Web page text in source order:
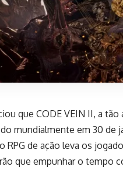
que CODE VEIN II, a
mundialmente em 30
RPG de ação leva os
que empunhar o tempo